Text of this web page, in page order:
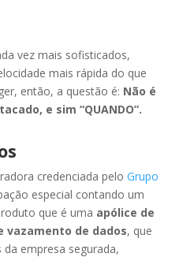
vez mais sofisticados,
mais rápida do que
então, a questão é: Não é
e sim “QUANDO”.
credenciada pelo Grupo
especial contando um
que é uma apólice de
vazamento de dados, que
empresa segurada,